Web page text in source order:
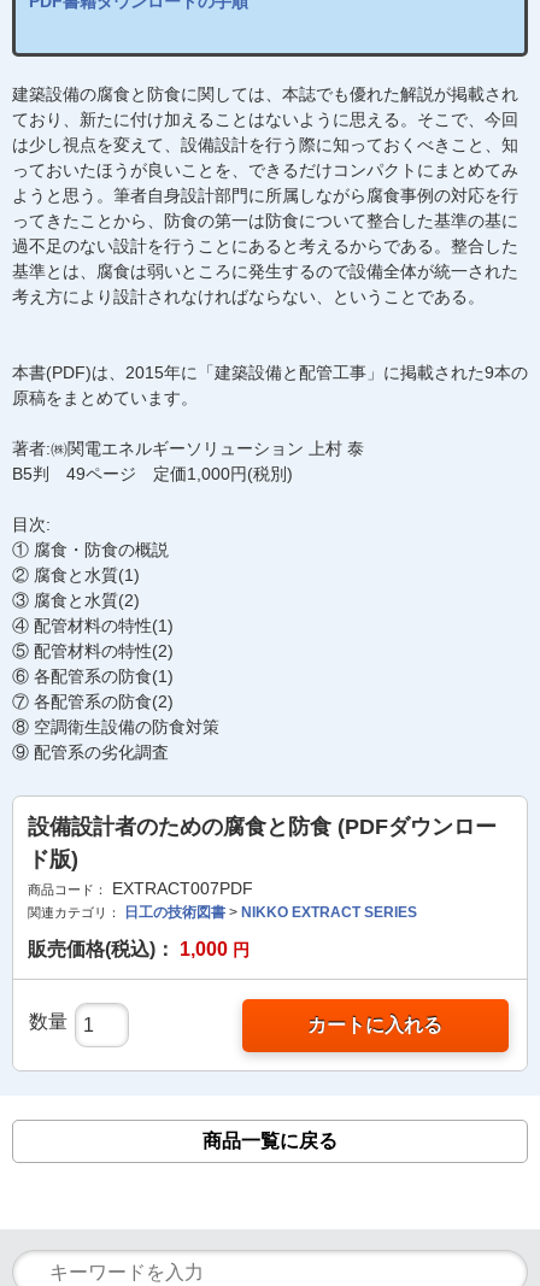
建築設備の腐食と防食に関しては、本誌でも優れた解説が掲載され
ており、新たに付け加えることはないように思える。そこで、今回
は少し視点を変えて、設備設計を行う際に知っておくべきこと、知
っておいたほうが良いことを、できるだけコンパクトにまとめてみ
ようと思う。筆者自身設計部門に所属しながら腐食事例の対応を行
ってきたことから、防食の第一は防食について整合した基準の基に
過不足のない設計を行うことにあると考えるからである。整合した
基準とは、腐食は弱いところに発生するので設備全体が統一された
考え方により設計されなければならない、ということである。
本書(PDF)は、2015年に「建築設備と配管工事」に掲載された9本の
原稿をまとめています。
著者:㈱関電エネルギーソリューション 上村 泰
B5判 49ページ 定価1,000円(税別)
目次:
① 腐食・防食の概説
② 腐食と水質(1)
③ 腐食と水質(2)
④ 配管材料の特性(1)
⑤ 配管材料の特性(2)
⑥ 各配管系の防食(1)
⑦ 各配管系の防食(2)
⑧ 空調衛生設備の防食対策
⑨ 配管系の劣化調査
設備設計者のための腐食と防食 (PDFダウンロー
ド版)
商品コード： EXTRACT007PDF
関連カテゴリ： 日工の技術図書 > NIKKO EXTRACT SERIES
販売価格(税込)： 1,000 円
数量 カートに入れる
商品一覧に戻る